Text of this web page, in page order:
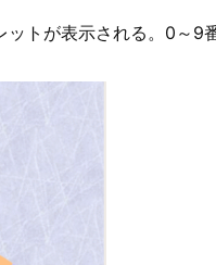
ットが表示される。0～